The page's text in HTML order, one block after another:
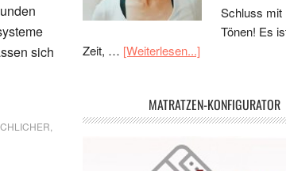
sich
Schluss mit
Tönen! Es
Zeit, … [Weiterlesen...]
MATRATZEN-KONFIGURATOR